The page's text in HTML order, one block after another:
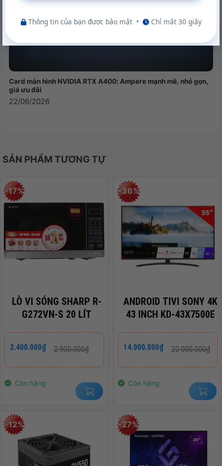
Thông tin của bạn được bảo mật • Chỉ mất 30 giây
Card màn hình NVIDIA RTX A400: Ampere mạnh mẽ, nhỏ gọn,
giá ưu đãi
22/06/2026
SẢN PHẨM TƯƠNG TỰ
-17%
LÒ VI SÓNG SHARP R-
G272VN-S 20 LÍT
2.900.000₫
Giá
gốc
2.900.000₫.
2.400.000₫
Giá
hiện
là:
Còn hàng
-36%
ANDROID TIVI SONY 4K
43 INCH KD-43X7500E
22.000.000₫
Giá
gốc
22.000.000₫.
14.000.000₫
Giá
hiện
là:
Còn hàng
-12% -27%